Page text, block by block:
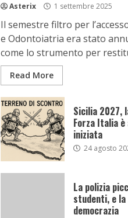
Asterix 1 settembre 2025
Il semestre filtro per
e Odontoiatria era stato
come lo strumento per
Read More
Sicilia 2027,
Forza Italia è
iniziata
24 agosto
La polizia
studenti, e la
democrazia